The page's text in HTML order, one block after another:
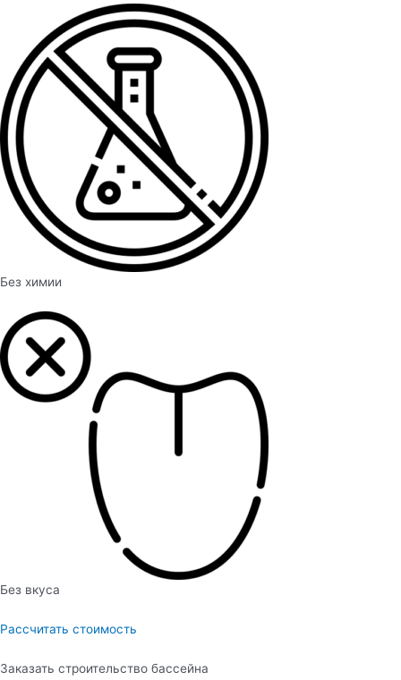
Без химии
Без вкуса
Рассчитать стоимость
Заказать строительство бассейна